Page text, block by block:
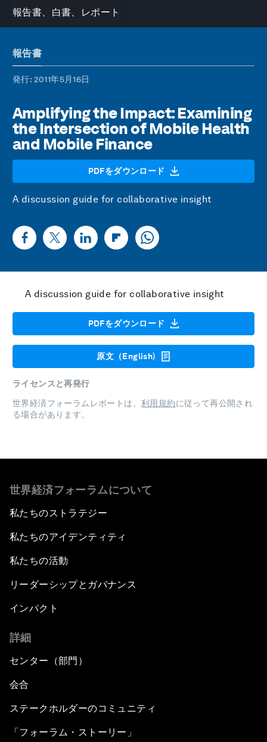
報告書、白書、レポート
報告書
発行: 2011年5月16日
Amplifying the Impact: Examining
the Intersection of Mobile Health
and Mobile Finance
PDFをダウンロード
A discussion guide for collaborative insight
A discussion guide for collaborative insight
PDFをダウンロード
原文（English)
ライセンスと再発行
世界経済フォーラムレポートは、 利用規約に従って再公開され
る場合があります。
世界経済フォーラムについて
私たちのストラテジー
私たちのアイデンティティ
私たちの活動
リーダーシップとガバナンス
インパクト
詳細
センター（部門）
会合
ステークホルダーのコミュニティ
「フォーラム・ストーリー」